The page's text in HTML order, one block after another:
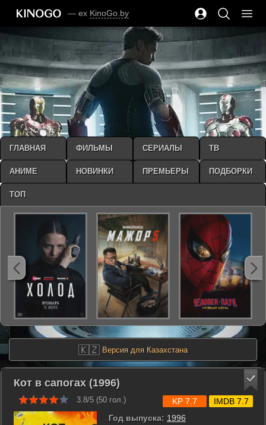
— ex KinoGo.by
🇰🇿 Версия для Казахстана
Кот в сапогах (1996)
3.8/5 (50 гол.)
Год выпуска: 1996
KP 7.7 IMDB 7.7
ГЛАВНАЯ ФИЛЬМЫ СЕРИАЛЫ ТВ
АНИМЕ НОВИНКИ ПРЕМЬЕРЫ ПОДБОРКИ
ТОП